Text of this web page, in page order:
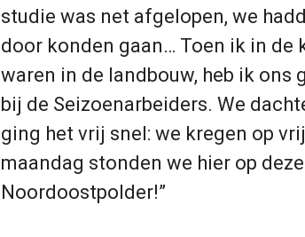
studie was net afgelopen, we
door konden gaan… Toen ik in de
waren in de landbouw, heb ik ons
bij de Seizoenarbeiders. We
ging het vrij snel: we kregen op
maandag stonden we hier op
Noordoostpolder!”